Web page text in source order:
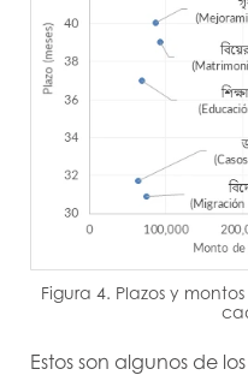
Figura 4. Plazos y
Estos son algunos de